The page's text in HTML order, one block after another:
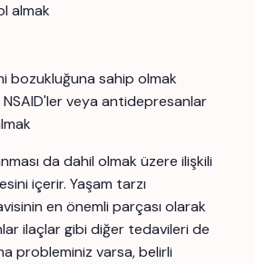
almak
bozukluğuna sahip olmak
veya antidepresanlar
da dahil olmak üzere ilişkili
içerir. Yaşam tarzı
en önemli parçası olarak
ilaçlar gibi diğer tedavileri de
probleminiz varsa, belirli